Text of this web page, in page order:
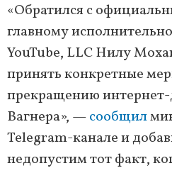
«Обратился с
главному
YouTube, LLC Нилу
принять конкретные
прекращению интернет-
Вагнера», —сообщил
Telegram-канале и
недопустим тот факт,